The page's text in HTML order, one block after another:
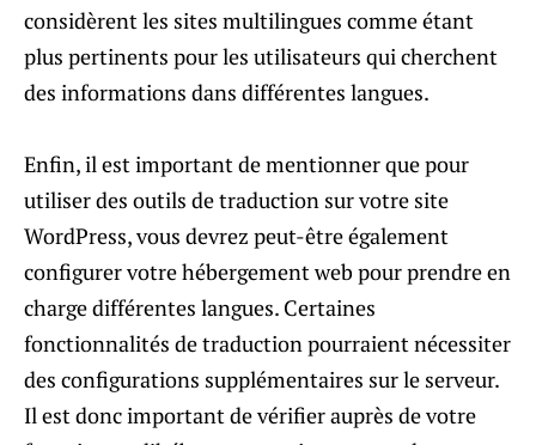
considèrent les sites multilingues comme étant
plus pertinents pour les utilisateurs qui cherchent
des informations dans différentes langues.
Enfin, il est important de mentionner que pour
utiliser des outils de traduction sur votre site
WordPress, vous devrez peut-être également
configurer votre hébergement web pour prendre en
charge différentes langues. Certaines
fonctionnalités de traduction pourraient nécessiter
des configurations supplémentaires sur le serveur.
Il est donc important de vérifier auprès de votre